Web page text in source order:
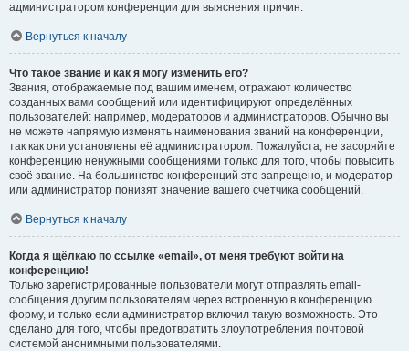
администратором конференции для выяснения причин.
Вернуться к началу
Что такое звание и как я могу изменить его?
Звания, отображаемые под вашим именем, отражают количество
созданных вами сообщений или идентифицируют определённых
пользователей: например, модераторов и администраторов. Обычно вы
не можете напрямую изменять наименования званий на конференции,
так как они установлены её администратором. Пожалуйста, не засоряйте
конференцию ненужными сообщениями только для того, чтобы повысить
своё звание. На большинстве конференций это запрещено, и модератор
или администратор понизят значение вашего счётчика сообщений.
Вернуться к началу
Когда я щёлкаю по ссылке «email», от меня требуют войти на
конференцию!
Только зарегистрированные пользователи могут отправлять email-
сообщения другим пользователям через встроенную в конференцию
форму, и только если администратор включил такую возможность. Это
сделано для того, чтобы предотвратить злоупотребления почтовой
системой анонимными пользователями.